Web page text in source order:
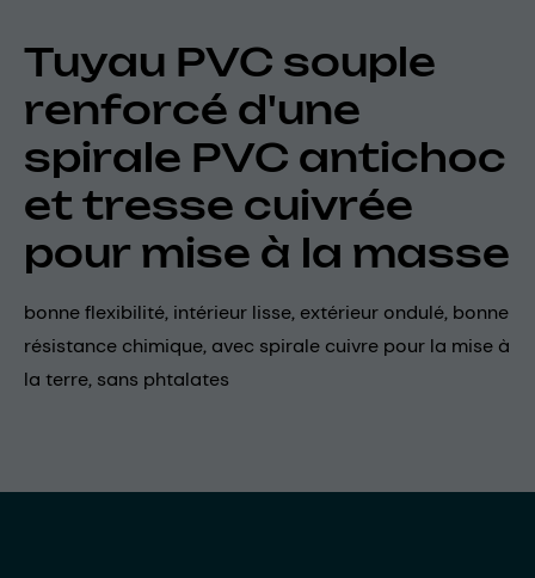
Tuyau PVC souple
renforcé d'une
spirale PVC antichoc
et tresse cuivrée
pour mise à la masse
bonne flexibilité, intérieur lisse, extérieur ondulé, bonne
résistance chimique, avec spirale cuivre pour la mise à
la terre, sans phtalates